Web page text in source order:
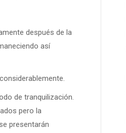
después de la
así
de tranquilización.
pero la
presentarán